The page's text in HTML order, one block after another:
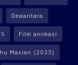
Dewantara
Film animasi
Maxian (2025)